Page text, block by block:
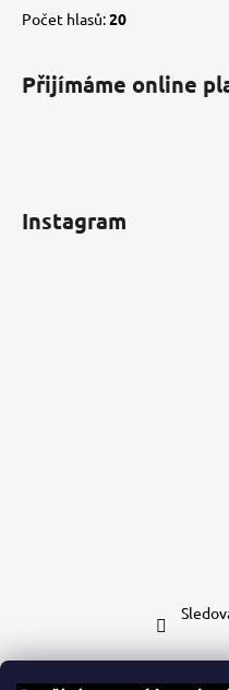
Počet hlasů:20
Přijímáme online
Instagram
Kontakt